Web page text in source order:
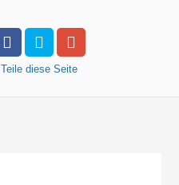
Teile diese Seite